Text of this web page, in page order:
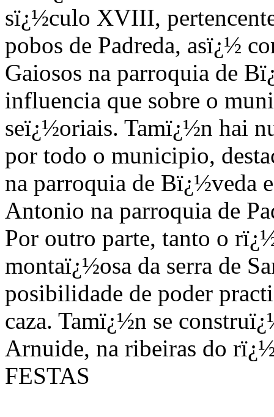
sï¿½culo XVIII,
pobos de Padreda, asï¿½
Gaiosos na parroquia de
influencia que sobre o
seï¿½oriais. Tamï¿½n hai
por todo o municipio,
na parroquia de Bï¿½veda
Antonio na parroquia de
Por outro parte, tanto o
montaï¿½osa da serra de
posibilidade de poder
caza. Tamï¿½n se
Arnuide, na ribeiras do
FESTAS